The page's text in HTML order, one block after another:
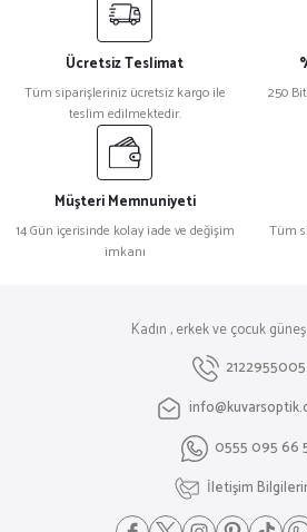
Ücretsiz Teslimat
Tüm siparişleriniz ücretsiz kargo ile
teslim edilmektedir.
250
Müşteri Memnuniyeti
14 Gün içerisinde kolay iade ve değişim
imkanı
Tüm
Kadın , erkek ve çocuk
2122955005
0555 095 66
İletişim